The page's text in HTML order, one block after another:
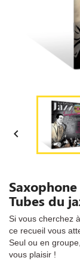

Tubes du
Si vous cherchez
ce recueil vous
Seul ou en
vous plaisir !